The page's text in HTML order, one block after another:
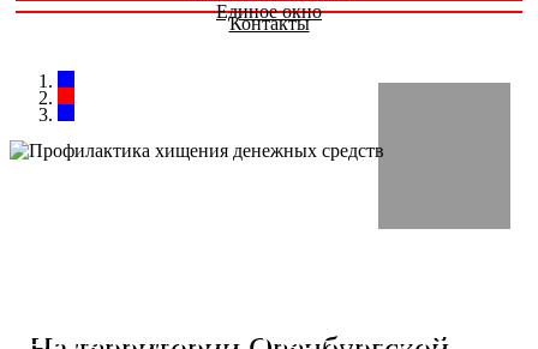
Единое окно
Контакты